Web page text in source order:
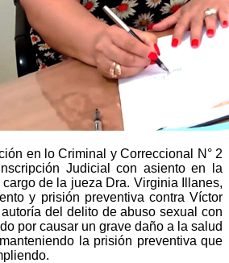
en lo Criminal y Correccional N° 2
Judicial con asiento en la
de la jueza Dra. Virginia Illanes,
y prisión preventiva contra Víctor
del delito de abuso sexual con
por causar un grave daño a la salud
la prisión preventiva que